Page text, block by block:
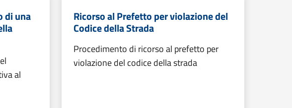
di una
al
Ricorso al Prefetto per violazione del
Codice della Strada
Procedimento di ricorso al prefetto per
violazione del codice della strada